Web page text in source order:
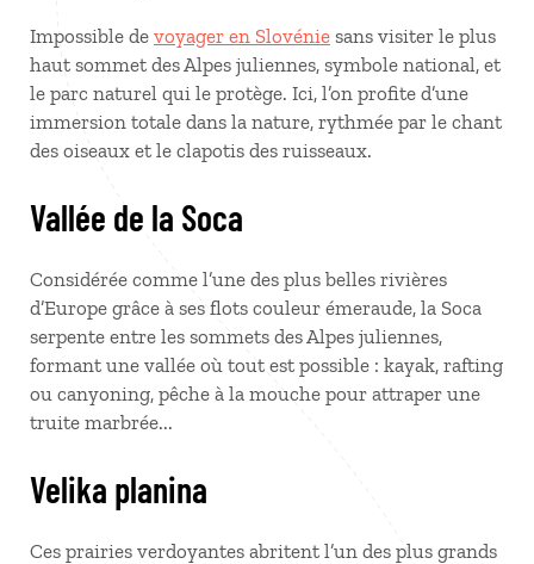
Impossible de voyager en Slovénie sans visiter le plus
haut sommet des Alpes juliennes, symbole national, et
le parc naturel qui le protège. Ici, l’on profite d’une
immersion totale dans la nature, rythmée par le chant
des oiseaux et le clapotis des ruisseaux.
Vallée de la Soca
Considérée comme l’une des plus belles rivières
d’Europe grâce à ses flots couleur émeraude, la Soca
serpente entre les sommets des Alpes juliennes,
formant une vallée où tout est possible : kayak, rafting
ou canyoning, pêche à la mouche pour attraper une
truite marbrée...
Velika planina
Ces prairies verdoyantes abritent l’un des plus grands